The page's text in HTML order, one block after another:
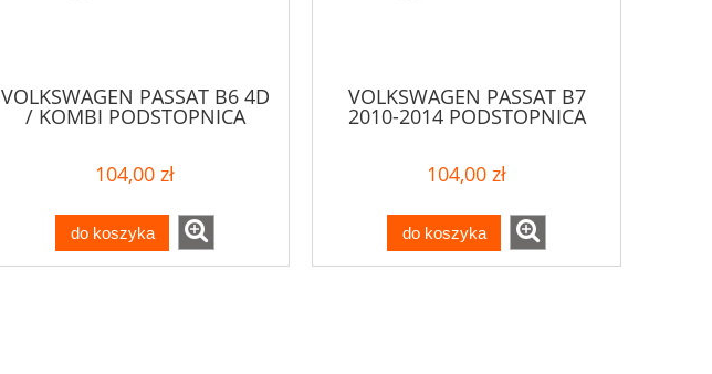
VOLKSWAGEN PASSAT B6 4D
/ KOMBI PODSTOPNICA
104,00 zł
do koszyka
VOLKSWAGEN PASSAT B7
2010-2014 PODSTOPNICA
104,00 zł
do koszyka